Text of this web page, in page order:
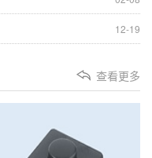
12-19
查看更多